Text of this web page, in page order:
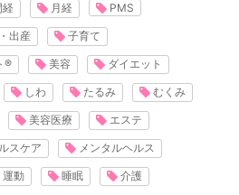
経 月経 PMS
出産 子育て
® 美容 ダイエット
しわ たるみ むくみ
美容医療 エステ
スケア メンタルヘルス
運動 睡眠 介護